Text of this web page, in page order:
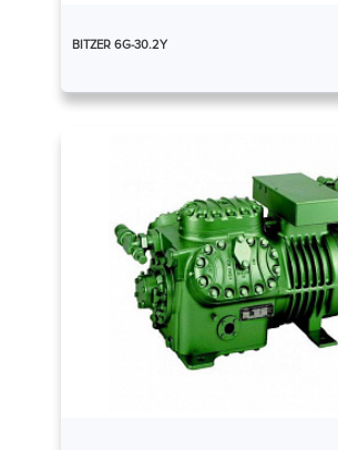
BITZER 6G-30.2Y